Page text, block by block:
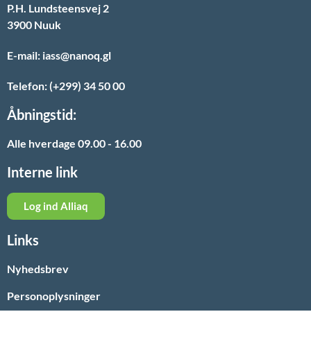
P.H. Lundsteensvej 2
3900 Nuuk
E-mail: iass@nanoq.gl
Telefon: (+299) 34 50 00
Åbningstid:
Alle hverdage 09.00 - 16.00
Interne link
Log ind Alliaq
Links
Nyhedsbrev
Personoplysninger